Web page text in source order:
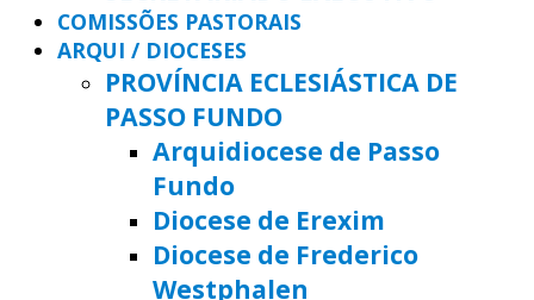
COMISSÕES PASTORAIS
ARQUI / DIOCESES
PROVÍNCIA ECLESIÁSTICA DE
PASSO FUNDO
Arquidiocese de Passo
Fundo
Diocese de Erexim
Diocese de Frederico
Westphalen